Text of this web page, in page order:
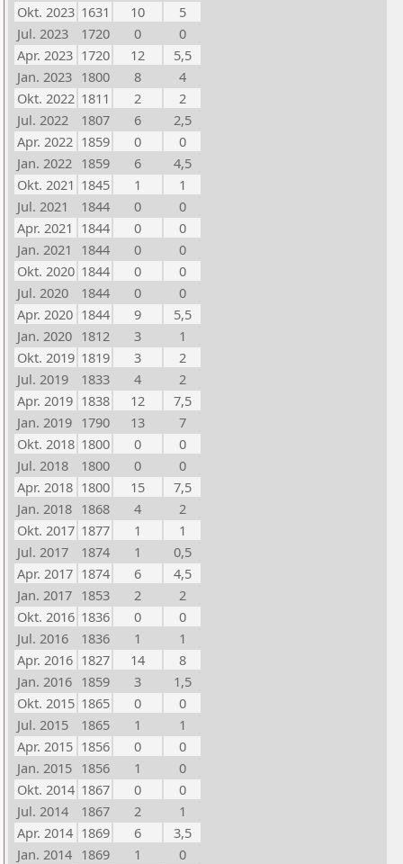
Okt. 2023 1631 10
5
Jul. 2023
1720 0
0
Apr. 2023 1720 12
5,5
Jan. 2023 1800 8
4
Okt. 2022 1811 2
2
Jul. 2022
1807 6
2,5
Apr. 2022 1859 0
0
Jan. 2022 1859 6
4,5
Okt. 2021 1845 1
1
Jul. 2021
1844 0
0
Apr. 2021 1844 0
0
Jan. 2021
1844 0
0
Okt. 2020 1844 0
0
Jul. 2020
1844 0
0
Apr. 2020 1844 9
5,5
Jan. 2020 1812 3
1
Okt. 2019 1819 3
2
Jul. 2019
1833 4
2
Apr. 2019 1838 12
7,5
Jan. 2019 1790 13
7
Okt. 2018 1800 0
0
Jul. 2018
1800 0
0
Apr. 2018 1800 15
7,5
Jan. 2018 1868 4
2
Okt. 2017 1877 1
1
Jul. 2017
1874 1
0,5
Apr. 2017 1874 6
4,5
Jan. 2017 1853 2
2
Okt. 2016 1836 0
0
Jul. 2016
1836 1
1
Apr. 2016 1827 14
8
Jan. 2016 1859 3
1,5
Okt. 2015 1865 0
0
Jul. 2015
1865 1
1
Apr. 2015 1856 0
0
Jan. 2015 1856 1
0
Okt. 2014 1867 0
0
Jul. 2014
1867 2
1
Apr. 2014 1869 6
3,5
Jan. 2014 1869 1
0